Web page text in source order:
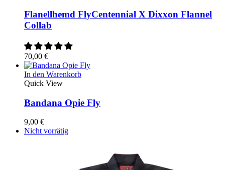
der
Produktseite
mehrere
Varianten
auf
werden
Flanellhemd FlyCentennial X Dixxon Flannel
Collab
70,00 €
In den Warenkorb
Quick View
Bandana Opie Fly
9,00 €
Nicht vorrätig